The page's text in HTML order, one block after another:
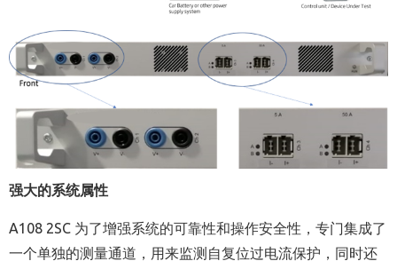
强大的系统属性
A108 2SC 为了增强系统的可靠性和操作安全性，专门集成了
一个单独的测量通道，用来监测自复位过电流保护，同时还